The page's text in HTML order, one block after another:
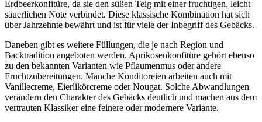
Erdbeerkonfitüre, da sie den süßen Teig mit einer fruchtigen, leicht
säuerlichen Note verbindet. Diese klassische Kombination hat sich
über Jahrzehnte bewährt und ist für viele der Inbegriff des Gebäcks.
Daneben gibt es weitere Füllungen, die je nach Region und
Backtradition angeboten werden. Aprikosenkonfitüre gehört ebenso
zu den bekannten Varianten wie Pflaumenmus oder andere
Fruchtzubereitungen. Manche Konditoreien arbeiten auch mit
Vanillecreme, Eierlikörcreme oder Nougat. Solche Abwandlungen
verändern den Charakter des Gebäcks deutlich und machen aus dem
vertrauten Klassiker eine feinere oder modernere Variante.